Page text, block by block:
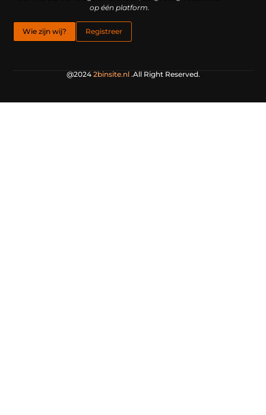
op één platform.
Wie zijn wij? Registreer
@2024 2binsite.nl.All Right Reserved.